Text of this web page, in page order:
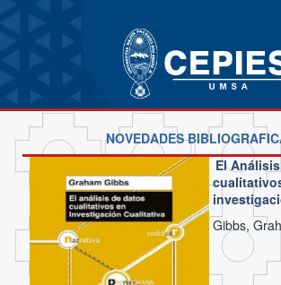
NOVEDADES
El
Gibbs,